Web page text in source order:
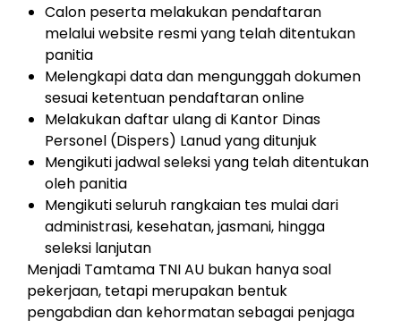
Calon peserta melakukan pendaftaran
melalui website resmi yang telah ditentukan
panitia
Melengkapi data dan mengunggah dokumen
sesuai ketentuan pendaftaran online
Melakukan daftar ulang di Kantor Dinas
Personel (Dispers) Lanud yang ditunjuk
Mengikuti jadwal seleksi yang telah ditentukan
oleh panitia
Mengikuti seluruh rangkaian tes mulai dari
administrasi, kesehatan, jasmani, hingga
seleksi lanjutan
Menjadi Tamtama TNI AU bukan hanya soal
pekerjaan, tetapi merupakan bentuk
pengabdian dan kehormatan sebagai penjaga